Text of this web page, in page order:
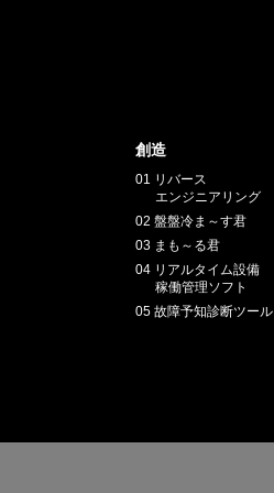
創造
01 リバース
エンジニアリング
02 盤盤冷ま～す君
03 まも～る君
04 リアルタイム設備
稼働管理ソフト
05 故障予知診断ツール